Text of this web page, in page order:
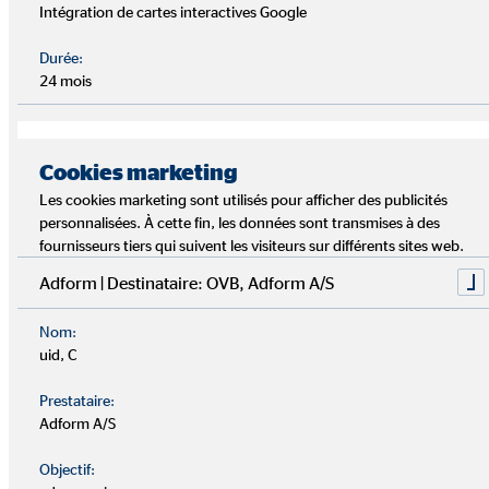
l'état lorsqu'elles investissaient dans certains produits
financiers. Cela comprend l’épargne-logement proposée
par OVB.
Ces circonstances heureuses ont naturellement donné un
véritable coup de pouce à OVB après les années qui ont
suivi sa création. Cependant, OVB n'avait qu'un seul
produit à proposer, une caisse d'épargne-logement en
tant qu’entreprise partenaire. Il fallait que cela change
Intégration de cartes interactives Google
Durée:
24 mois
Cookies marketing
Les cookies marketing sont utilisés pour afficher des publicités
personnalisées. À cette fin, les données sont transmises à des
fournisseurs tiers qui suivent les visiteurs sur différents sites web.
Adform | Destinataire: OVB, Adform A/S
Nom:
uid, C
Prestataire:
Adform A/S
Objectif: